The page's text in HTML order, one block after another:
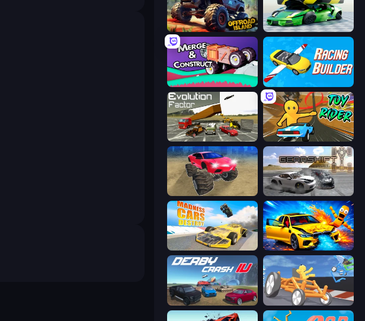
Offroad Island Sportcars Crash
Merge & Construct Racing Builder
Evolution Factor Toy Rider
Gearshift One
Madness Cars Destroy BMG: Ragdoll Playground
Derby Crash 4 Draw Crash Race